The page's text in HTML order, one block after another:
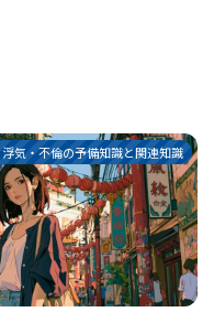
浮気・不倫の予備知識と関連知識